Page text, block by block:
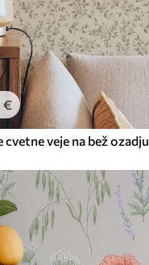
€
cvetne veje na bež ozadju